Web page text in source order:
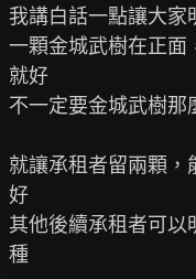
我講白話一點讓大家
一顆金城武樹在正面
就好
不一定要金城武樹那
就讓承租者留兩顆，
好
其他後續承租者可以
種